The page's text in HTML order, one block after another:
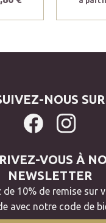
NOUS SUR
VOUS À
NEWSLETTER
10% de remise sur
avec notre code de